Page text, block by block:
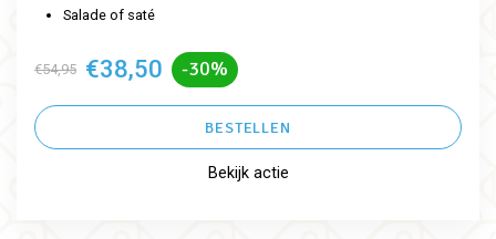
Salade of saté
€54,95 €38,50 -30%
BESTELLEN
Bekijk actie